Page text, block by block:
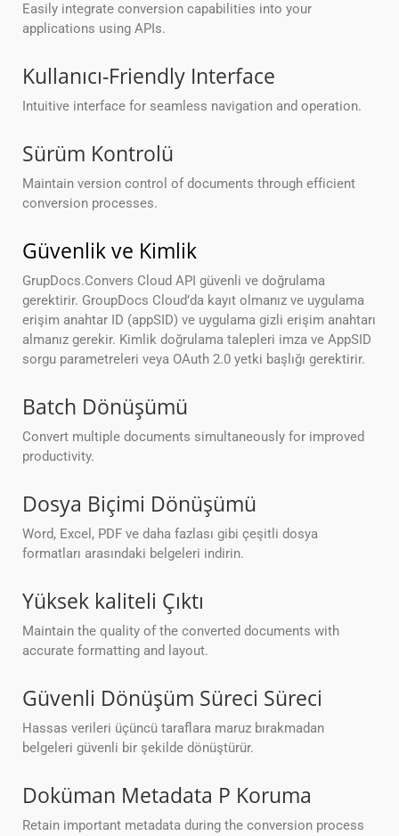
Easily integrate conversion capabilities into your
applications using APIs.
Kullanıcı-Friendly Interface
Intuitive interface for seamless navigation and operation.
Sürüm Kontrolü
Maintain version control of documents through efficient
conversion processes.
Güvenlik ve Kimlik
GrupDocs.Convers Cloud API güvenli ve doğrulama
gerektirir. GroupDocs Cloud’da kayıt olmanız ve uygulama
erişim anahtar ID (appSID) ve uygulama gizli erişim anahtarı
almanız gerekir. Kimlik doğrulama talepleri imza ve AppSID
sorgu parametreleri veya OAuth 2.0 yetki başlığı gerektirir.
Batch Dönüşümü
Convert multiple documents simultaneously for improved
productivity.
Dosya Biçimi Dönüşümü
Word, Excel, PDF ve daha fazlası gibi çeşitli dosya
formatları arasındaki belgeleri indirin.
Yüksek kaliteli Çıktı
Maintain the quality of the converted documents with
accurate formatting and layout.
Güvenli Dönüşüm Süreci Süreci
Hassas verileri üçüncü taraflara maruz bırakmadan
belgeleri güvenli bir şekilde dönüştürür.
Doküman Metadata P Koruma
Retain important metadata during the conversion process